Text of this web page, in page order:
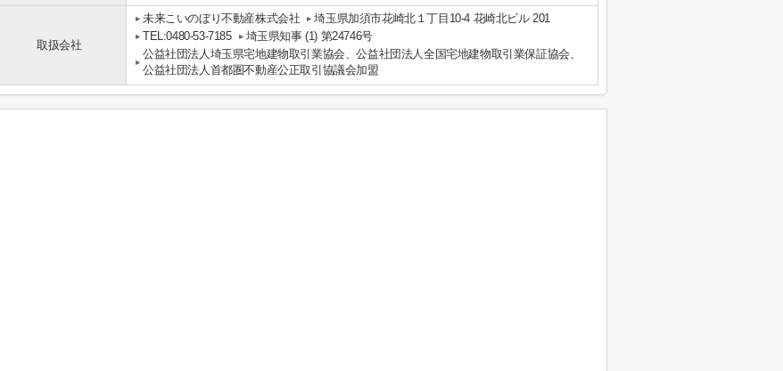
取扱会社
未来こいのぼり不動産株式会社
埼玉県加須市花崎北１丁目10-4 花崎北ビル 201
TEL:0480-53-7185
埼玉県知事 (1) 第24746号
公益社団法人埼玉県宅地建物取引業協会、公益社団法人全国宅地建物取引業保証協会、
公益社団法人首都圏不動産公正取引協議会加盟